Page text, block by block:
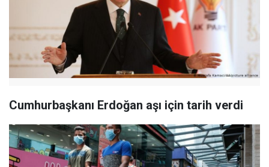
Cumhurbaşkanı Erdoğan aşı için tarih verdi